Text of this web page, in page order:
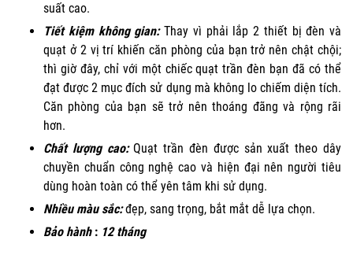
suất cao.
Tiết kiệm không gian:Thay vì phải lắp 2 thiết bị đèn và
quạt ở 2 vị trí khiến căn phòng của bạn trở nên chật chội;
thì giờ đây, chỉ với một chiếc quạt trần đèn bạn đã có thể
đạt được 2 mục đích sử dụng mà không lo chiếm diện tích.
Căn phòng của bạn sẽ trở nên thoáng đãng và rộng rãi
hơn.
Chất lượng cao: Quạt trần đèn được sản xuất theo dây
chuyền chuẩn công nghệ cao và hiện đại nên người tiêu
dùng hoàn toàn có thể yên tâm khi sử dụng.
Nhiều màu sắc:đẹp, sang trọng, bắt mắt dễ lựa chọn.
Bảo hành : 12 tháng